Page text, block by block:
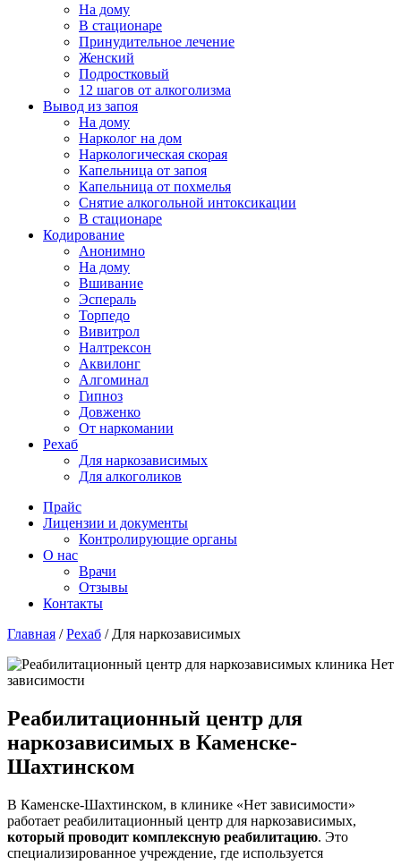
На дому
В стационаре
Принудительное лечение
Женский
Подростковый
12 шагов от алкоголизма
Вывод из запоя
На дому
Нарколог на дом
Наркологическая скорая
Капельница от запоя
Капельница от похмелья
Снятие алкогольной интоксикации
В стационаре
Кодирование
Анонимно
На дому
Вшивание
Эспераль
Торпедо
Вивитрол
Налтрексон
Аквилонг
Алгоминал
Гипноз
Довженко
От наркомании
Рехаб
Для наркозависимых
Для алкоголиков
Прайс
Лицензии и документы
Контролирующие органы
О нас
Врачи
Отзывы
Контакты
Главная /Рехаб / Для наркозависимых
Реабилитационный центр для
наркозависимых в Каменске-
Шахтинском
В Каменске-Шахтинском, в клинике «Нет зависимости»
работает реабилитационный центр для наркозависимых,
который проводит комплексную реабилитацию. Это
специализированное учреждение, где используется